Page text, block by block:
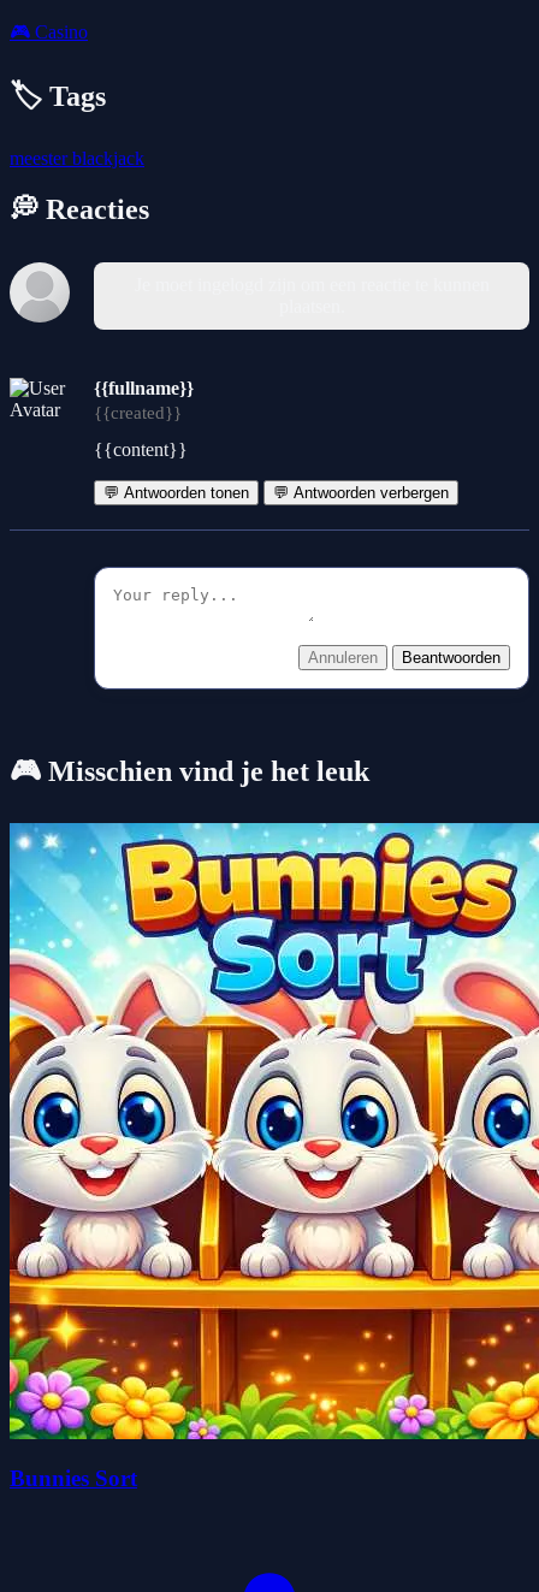
🎮 Casino
🏷️ Tags
meesterblackjack
💭 Reacties
{{fullname}}
{{created}}
{{content}}
💬 Antwoorden tonen 💬 Antwoorden verbergen
Annuleren Beantwoorden
🎮 Misschien vind je het leuk
Bunnies Sort